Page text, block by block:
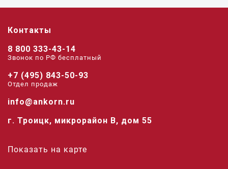
Контакты
8 800 333-43-14
Звонок по РФ беcплатный
+7 (495) 843-50-93
Отдел продаж
info@ankorn.ru
г. Троицк, микрорайон В, дом 55
Показать на карте